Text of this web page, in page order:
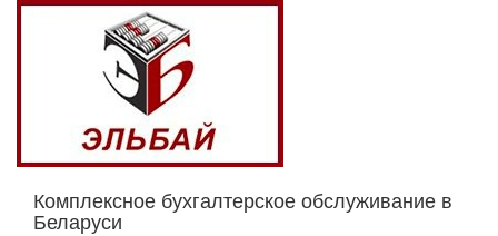
Комплексное бухгалтерское обслуживание в
Беларуси